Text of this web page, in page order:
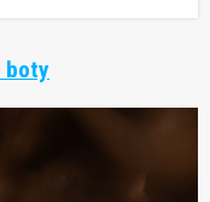
boty